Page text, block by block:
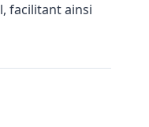
facilitant ainsi